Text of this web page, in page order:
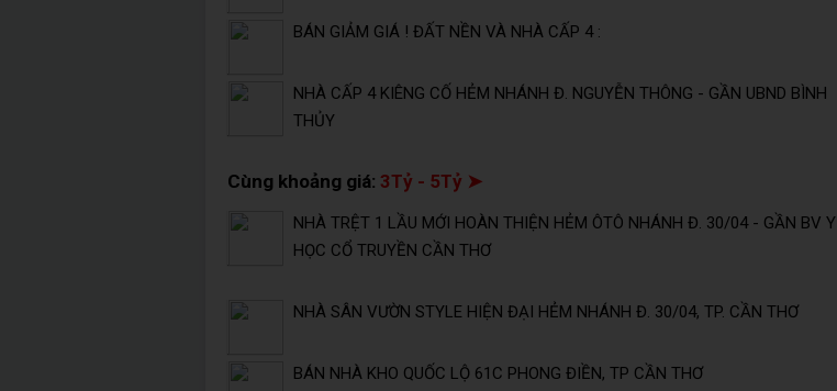
BÁN GIẢM GIÁ ! ĐẤT NỀN VÀ NHÀ CẤP 4 :
NHÀ CẤP 4 KIÊNG CỐ HẺM NHÁNH Đ. NGUYỄN THÔNG - GẦN UBND BÌNH
THỦY
Cùng khoảng giá: 3Tỷ - 5Tỷ ➤
NHÀ TRỆT 1 LẦU MỚI HOÀN THIỆN HẺM ÔTÔ NHÁNH Đ. 30/04 - GẦN BV Y
HỌC CỔ TRUYỀN CẦN THƠ
NHÀ SÂN VƯỜN STYLE HIỆN ĐẠI HẺM NHÁNH Đ. 30/04, TP. CẦN THƠ
BÁN NHÀ KHO QUỐC LỘ 61C PHONG ĐIỀN, TP CẦN THƠ